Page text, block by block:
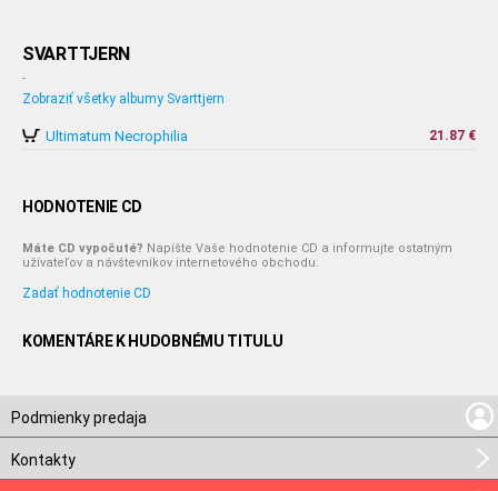
SVARTTJERN
-
Zobraziť všetky albumy Svarttjern
Ultimatum Necrophilia 21.87 €
HODNOTENIE CD
Máte CD vypočuté? Napíšte Vaše hodnotenie CD a informujte ostatným
užívateľov a návštevníkov internetového obchodu.
Zadať hodnotenie CD
KOMENTÁRE K HUDOBNÉMU TITULU
Podmienky predaja
Kontakty